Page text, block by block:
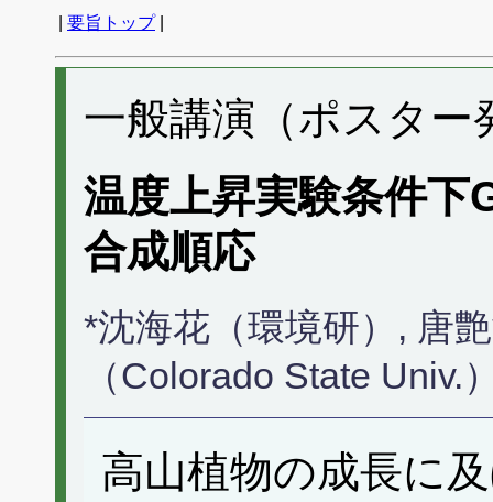
要旨トップ|
一般講演（ポスター
温度上昇実験条件
合成順応
*沈海花（環境研）, 唐
（Colorado State Univ.
高山植物の成長に